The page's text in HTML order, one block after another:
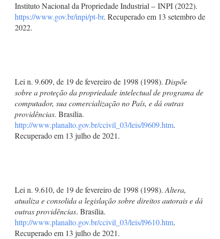
Instituto Nacional da Propriedade Industrial – INPI (2022).
https://www.gov.br/inpi/pt-br. Recuperado em 13 setembro de
2022.
Lei n. 9.609, de 19 de fevereiro de 1998 (1998). Dispõe
sobre a proteção da propriedade intelectual de programa de
computador, sua comercialização no País, e dá outras
providências. Brasília.
http://www.planalto.gov.br/ccivil_03/leis/l9609.htm.
Recuperado em 13 julho de 2021.
Lei n. 9.610, de 19 de fevereiro de 1998 (1998). Altera,
atualiza e consolida a legislação sobre direitos autorais e dá
outras providências. Brasília.
http://www.planalto.gov.br/ccivil_03/leis/l9610.htm.
Recuperado em 13 julho de 2021.